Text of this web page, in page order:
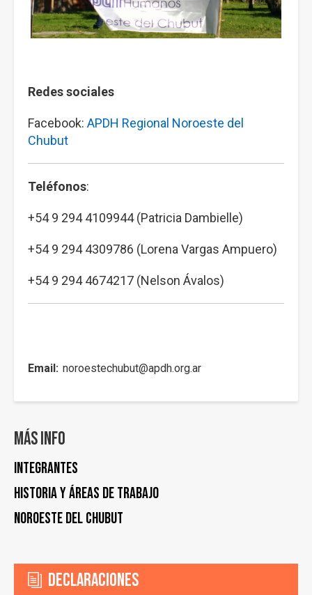
Redes sociales
Facebook: APDH Regional Noroeste del
Chubut
Teléfonos:
+54 9 294 4109944 (Patricia Dambielle)
+54 9 294 4309786 (Lorena Vargas Ampuero)
+54 9 294 4674217 (Nelson Ávalos)
Email noroestechubut@apdh.org.ar
Más info
Integrantes
Historia y áreas de trabajo
Noroeste del Chubut
Declaraciones